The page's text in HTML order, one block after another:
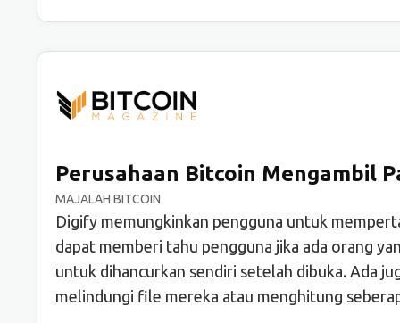
Perusahaan Bitcoin Mengambil
MAJALAH BITCOIN
Digify memungkinkan pengguna untuk
dapat memberi tahu pengguna jika ada orang
untuk dihancurkan sendiri setelah dibuka. Ada
melindungi file mereka atau menghitung